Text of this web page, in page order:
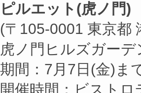
ピルエット(虎ノ門)
(〒105-0001 東京都
虎ノ門ヒルズガー
期間：7月7日(金)ま
開催時間：ビスト